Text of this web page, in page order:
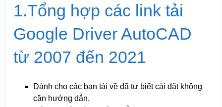
1.Tổng hợp các link tải
Google Driver AutoCAD
từ 2007 đến 2021
Dành cho các bạn tải về đã tự biết cài đặt không
cần hướng dẫn.